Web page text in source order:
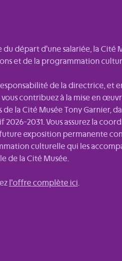
du départ d'une salariée, la Cité
et de la programmation
de la directrice, et
vous contribuez à la mise en
de la Cité Musée Tony Garnier,
2026-2031. Vous assurez la
exposition permanente
culturelle qui les
de la Cité Musée.
l'offre complète ici